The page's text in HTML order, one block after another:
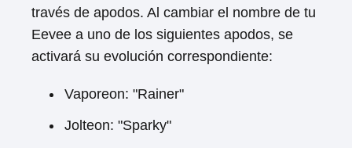
través de apodos. Al cambiar el nombre de tu
Eevee a uno de los siguientes apodos, se
activará su evolución correspondiente:
Vaporeon: "Rainer"
Jolteon: "Sparky"